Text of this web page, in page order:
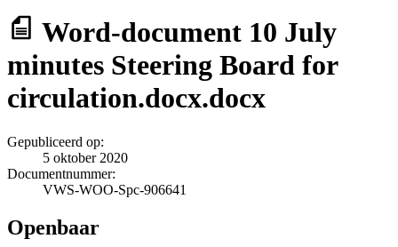
Word-document 10 July
minutes Steering Board for
circulation.docx.docx
Gepubliceerd op:
5 oktober 2020
Documentnummer:
VWS-WOO-Spc-906641
Openbaar